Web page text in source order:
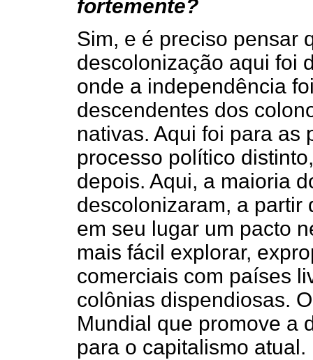
fortemente?
Sim, e é preciso pensar
descolonização aqui foi
onde a independência
descendentes dos
nativas. Aqui foi para as
processo político
depois. Aqui, a maioria
descolonizaram, a partir
em seu lugar um pacto
mais fácil explorar,
comerciais com países
colônias dispendiosas.
Mundial que promove a
para o capitalismo atual.